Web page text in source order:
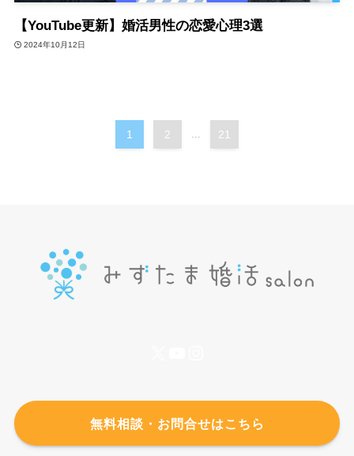
【YouTube更新】婚活男性の恋愛心理3選
2024年10月12日
1 2 ... 21
無料相談・お問合せはこちら